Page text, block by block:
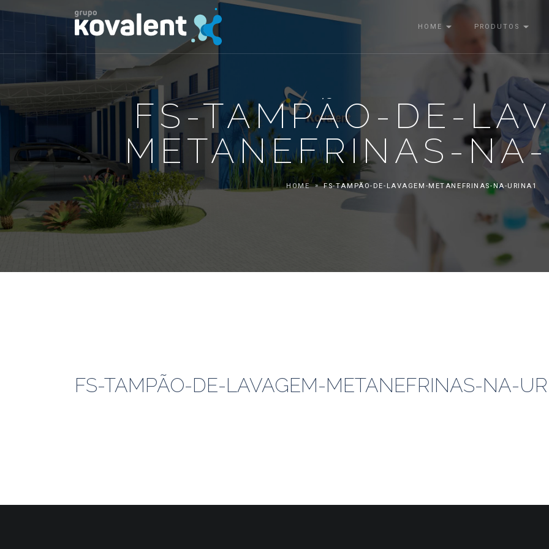
HOME PRODUTOS
FS-TAMPÃO-DE-
METANEFRINAS-
HOME FS-TAMPÃO-DE-LAVAGEM-METANEFRINAS-NA-URINA1
FS-TAMPÃO-DE-LAVAGEM-METANEFRINAS-NA-